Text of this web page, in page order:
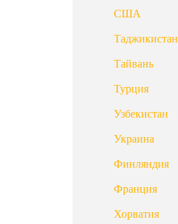
США
Таджикистан
Тайвань
Турция
Узбекистан
Украина
Финляндия
Франция
Хорватия